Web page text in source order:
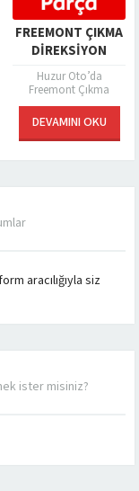
FREEMONT ÇIKMA
DIREKSIYON
KUTUSU
Huzur Oto’da
Freemont Çıkma
Direksiyon Kutusu
satışımız
bulunmaktadır. Bütün
araç filosu içinde en
çok rağbet görenlerden
modelidir....
DEVAMINI OKU
aracılığıyla siz
ister misiniz?